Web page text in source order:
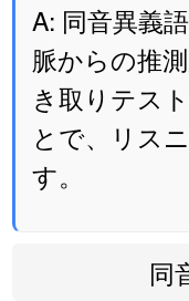
A: 同音異義
脈からの推
き取りテス
とで、リス
す。
同